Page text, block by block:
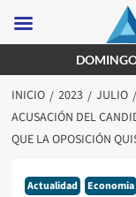
al
contenido
INICIO 2023 JULIO
ACUSACIÓN DEL
QUE LA OPOSICIÓN
Actualidad Economia